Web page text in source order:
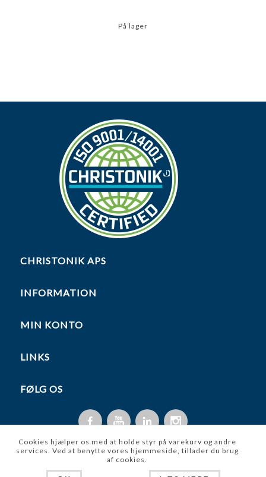
På lager
CHRISTONIK APS
INFORMATION
MIN KONTO
LINKS
FØLG OS
Cookies hjælper os med at holde styr på varekurv og andre
services. Ved at benytte vores hjemmeside, tillader du brug
af cookies.